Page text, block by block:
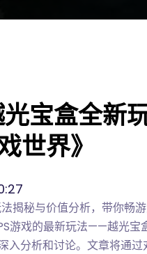
光宝盒全新
世界》
法揭秘与价值分析，带你畅
游戏的最新玩法——越光宝
入分析和讨论。文章将通